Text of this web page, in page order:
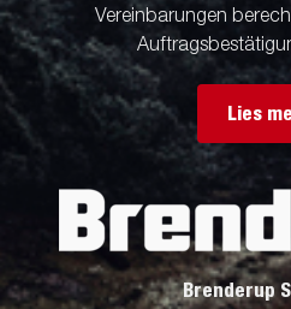
Vereinbarungen
Lies
Brenderup